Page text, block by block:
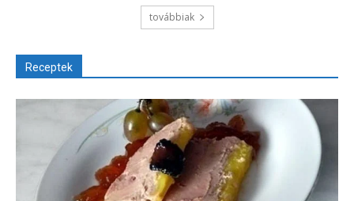
továbbiak
Receptek